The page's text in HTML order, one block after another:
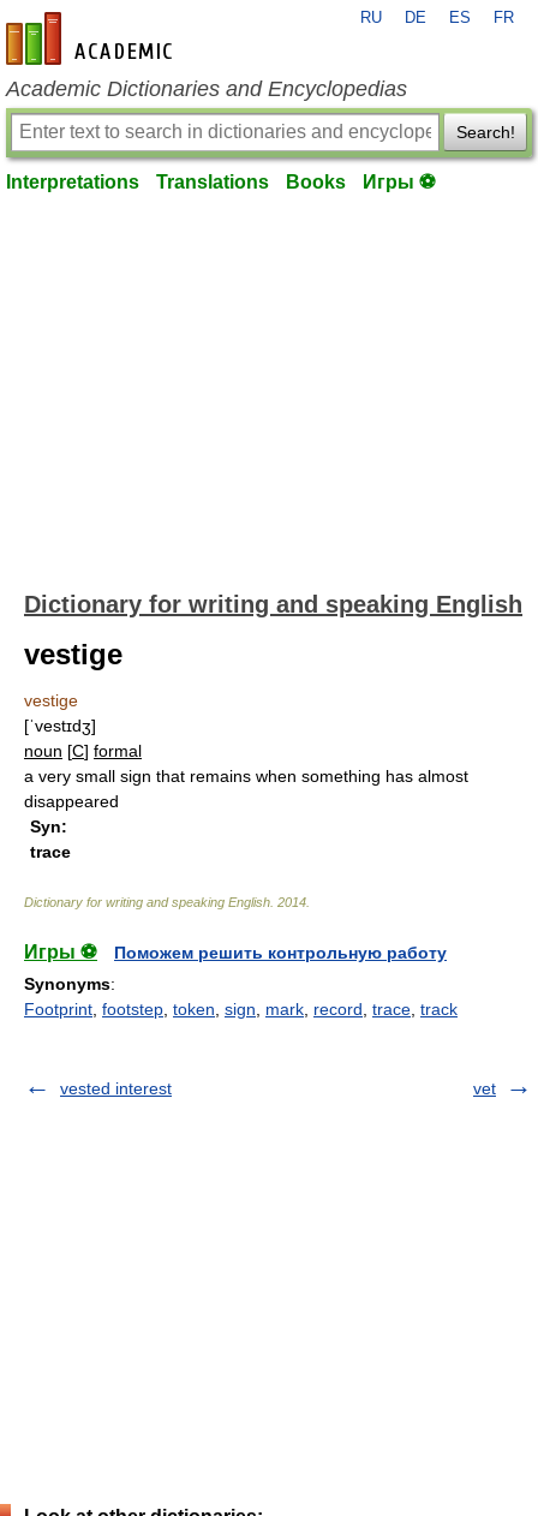
en-academic.com
RU DE ES FR
Academic Dictionaries and Encyclopedias
Search!
Interpretations Translations Books Игры ⚽
Dictionary for writing and speaking English
vestige
vestige
[ˈvestɪdʒ]
noun [C] formal
a very small sign that remains when something has almost
disappeared
Syn:
trace
Dictionary for writing and speaking English 2014
Игры ⚽
Поможем решить контрольную работу
Synonyms:
Footprint footstep token sign mark record trace track
vested interest vet